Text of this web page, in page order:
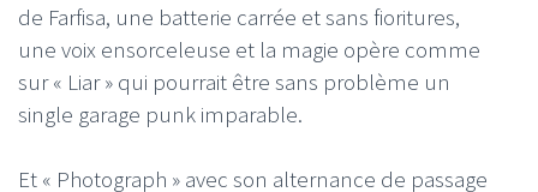
de Farfisa, une batterie carrée et sans fioritures,
une voix ensorceleuse et la magie opère comme
sur « Liar » qui pourrait être sans problème un
single garage punk imparable.
Et « Photograph » avec son alternance de passage